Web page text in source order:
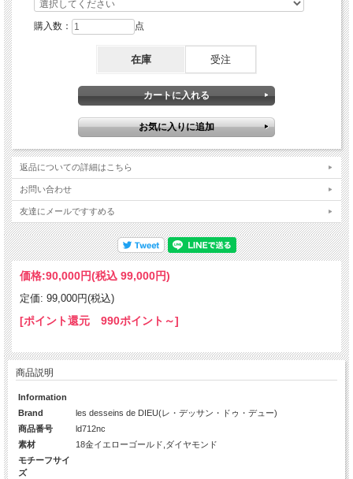
購入数： 点
在庫 受注
返品についての詳細はこちら
お問い合わせ
友達にメールですすめる
価格:90,000円(税込 99,000円)
定価: 99,000円(税込)
[ポイント還元 990ポイント～]
商品説明
Information
Brand
les desseins de DIEU(レ・デッサン・ドゥ・デュー)
商品番号
ld712nc
素材
18金イエローゴールド,ダイヤモンド
モチーフサイ
ズ